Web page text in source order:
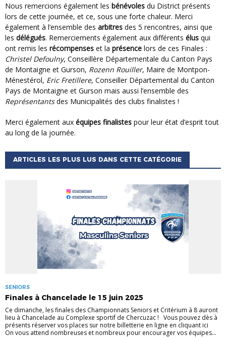
Nous remercions également les bénévoles du District présents
lors de cette journée, et ce, sous une forte chaleur. Merci
également à l’ensemble des arbitres des 5 rencontres, ainsi que
les délégués. Remerciements également aux différents élus qui
ont remis les récompenses et la présence lors de ces Finales :
Christel Defoulny, Conseillère Départementale du Canton Pays
de Montaigne et Gurson, Rozenn Rouiller, Maire de Montpon-
Ménestérol, Eric Fretillere, Conseiller Départemental du Canton
Pays de Montaigne et Gurson mais aussi l’ensemble des
Représentantsdes Municipalités des clubs finalistes !
Merci également aux équipes finalistes pour leur état d’esprit tout
au long de la journée.
ARTICLES LES PLUS LUS DANS CETTE CATÉGORIE
SENIORS
Finales à Chancelade le 15 juin 2025
Ce dimanche, les finales des Championnats Seniors et Critérium à 8 auront
lieu à Chancelade au Complexe sportif de Chercuzac ! Vous pouvez dès à
présents réserver vos places sur notre billetterie en ligne en cliquant ici
On vous attend nombreuses et nombreux pour encourager vos équipes...